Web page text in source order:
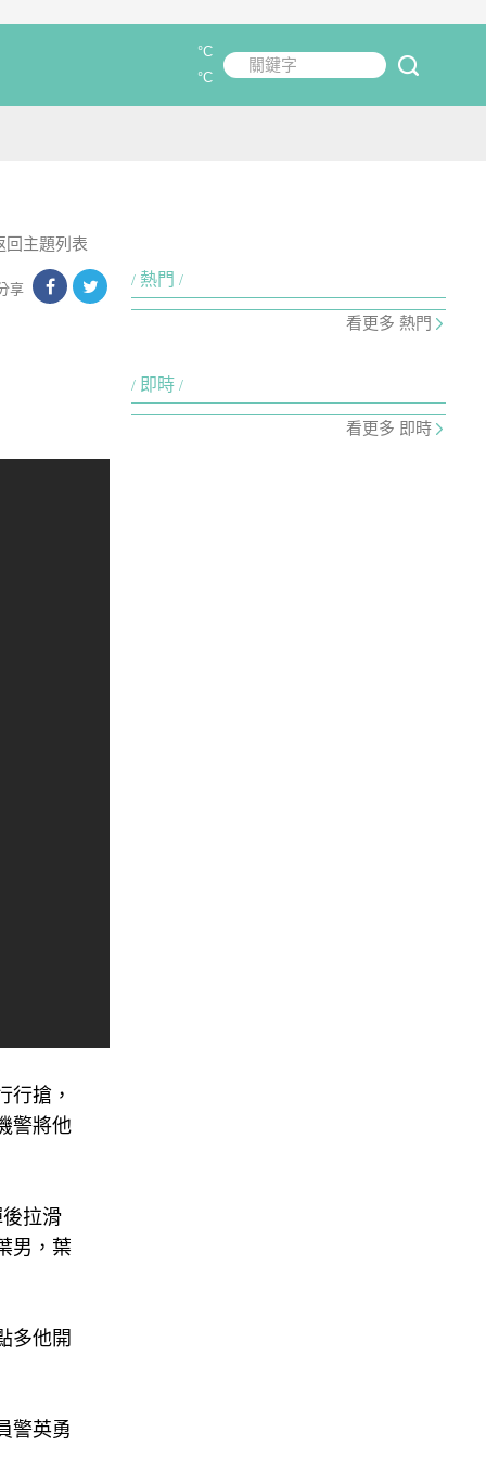
關鍵字
°C
°C
回主題列表
享
行搶，
警將他
拉滑
男，葉
多他開
警英勇
熱門
看更多 熱門
即時
看更多 即時